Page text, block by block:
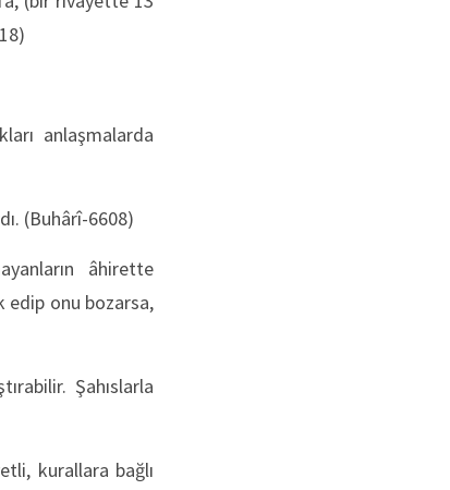
anlaşmalarda
(Buhârî-6608)
âhirette
edip onu bozarsa,
Şahıslarla
kurallara bağlı